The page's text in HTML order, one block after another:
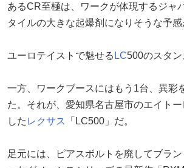
あるCR至極は、ワークが体現するジャ
タイルの大きな起爆剤になりそうな予感
ユーロテイストで魅せる LC500のスタ
一方、ワークブースにはもう1台、異彩
た。それが、愛知県名古屋市のエイト
した レクサス 「LC500」だ。
足元には、ピアスボルトを廃してブラ